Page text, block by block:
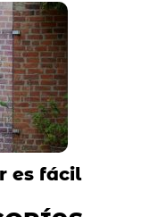
es fácil